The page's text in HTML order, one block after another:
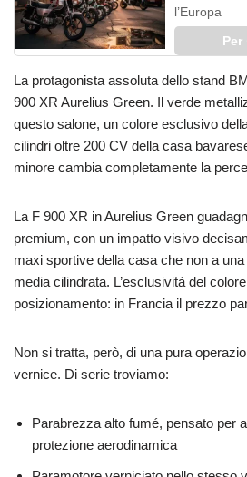
l’Europa
La protagonista assoluta dello stand
900 XR Aurelius Green. Il verde
questo salone, un colore esclusivo
cilindri oltre 200 CV della casa
minore cambia completamente la
La F 900 XR in Aurelius Green
premium, con un impatto visivo
maxi sportive della casa che non a
media cilindrata. L’esclusività del
posizionamento: in Francia il prezzo
Non si tratta, però, di una pura
vernice. Di serie troviamo:
Parabrezza alto fumé, pensato per
protezione aerodinamica